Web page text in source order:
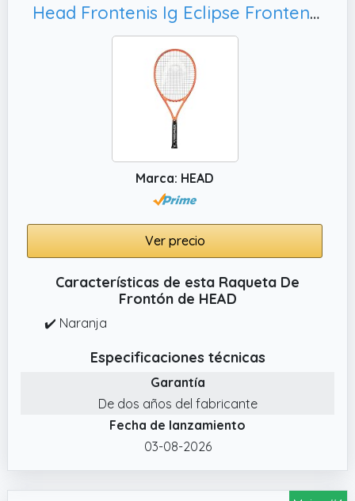
Head Frontenis Ig Eclipse Frontennis Racket SC30
Marca: HEAD
Ver precio
Características de esta Raqueta De
Frontón de HEAD
✔️ Naranja
Especificaciones técnicas
Garantía
De dos años del fabricante
Fecha de lanzamiento
03-08-2026